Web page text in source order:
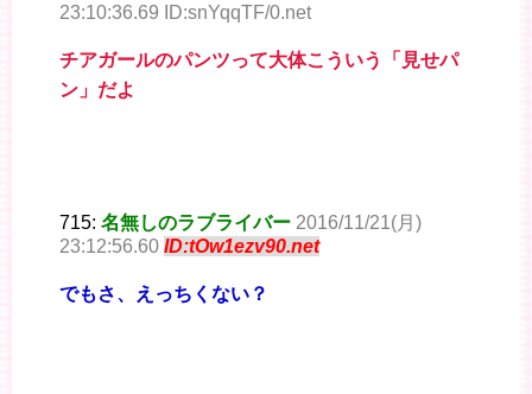
23:10:36.69 ID:snYqqTF/0.net
チアガールのパンツって大体こういう「見せパ
ン」だよ
715: 名無しのラブライバー 2016/11/21(月)
23:12:56.60 ID:tOw1ezv90.net
でもさ、えっちくない？